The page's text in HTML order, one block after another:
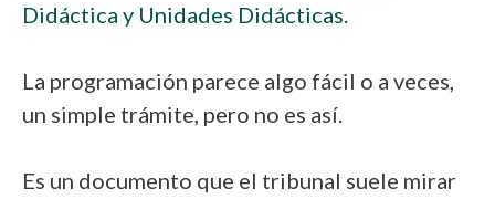
Didáctica y Unidades Didácticas.
La programación parece algo fácil o a veces,
un simple trámite, pero no es así.
Es un documento que el tribunal suele mirar